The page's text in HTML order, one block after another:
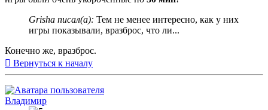
Grisha писал(а): Тем не менее интересно, как у них
игры показывали, вразброс, что ли...
Конечно же, вразброс.
Вернуться к началу
Владимир